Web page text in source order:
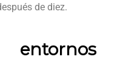
de diez.
entornos